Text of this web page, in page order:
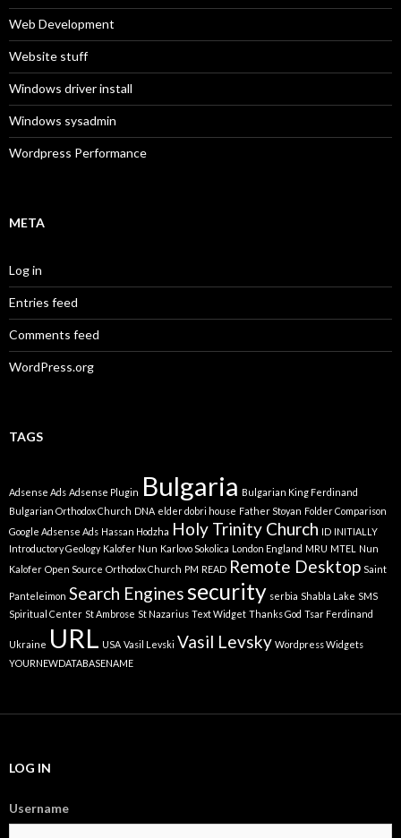
Web Development
Website stuff
Windows driver install
Windows sysadmin
Wordpress Performance
META
Log in
Entries feed
Comments feed
WordPress.org
TAGS
Adsense Ads Adsense Plugin Bulgaria Bulgarian King Ferdinand
Bulgarian Orthodox Church DNA elder dobri house Father Stoyan Folder Comparison
Google Adsense Ads Hassan Hodzha Holy Trinity Church ID INITIALLY
Introductory Geology Kalofer Nun Karlovo Sokolica London England MRU MTEL
Nun
Kalofer Open Source Orthodox Church PM READ Remote Desktop Saint
Panteleimon Search Enginessecurity serbia Shabla Lake SMS
Spiritual Center St Ambrose St Nazarius Text Widget Thanks God Tsar Ferdinand
Ukraine URL USA Vasil Levski Vasil Levsky Wordpress Widgets
YOURNEWDATABASENAME
LOG IN
Username